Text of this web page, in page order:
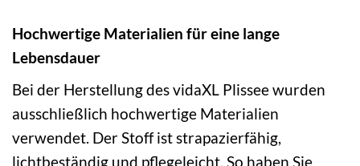
Hochwertige Materialien für eine lange
Lebensdauer
Bei der Herstellung des vidaXL Plissee wurden
ausschließlich hochwertige Materialien
verwendet. Der Stoff ist strapazierfähig,
lichtbeständig und pflegeleicht. So haben Sie